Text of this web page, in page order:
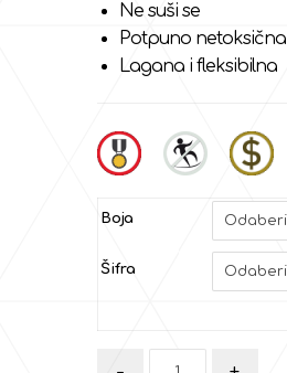
Ne suši se
Potpuno netoksična
Lagana i fleksibilna
Boja
Šifra